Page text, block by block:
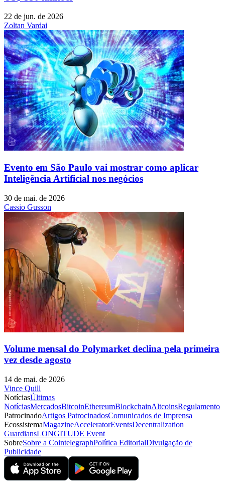
22 de jun. de 2026
Zoltan Vardai
Evento em São Paulo vai mostrar como aplicar
Inteligência Artificial nos negócios
30 de mai. de 2026
Cassio Gusson
Volume mensal do Polymarket declina pela primeira
vez desde agosto
14 de mai. de 2026
Vince Quill
NotíciasÚltimas
NotíciasMercadosBitcoinEthereumBlockchainAltcoinsRegulamento
PatrocinadoArtigos PatrocinadosComunicados de Imprensa
EcossistemaMagazineAcceleratorEventsDecentralization
GuardiansLONGITUDE Event
SobreSobre a CointelegraphPolítica EditorialDivulgação de
Publicidade